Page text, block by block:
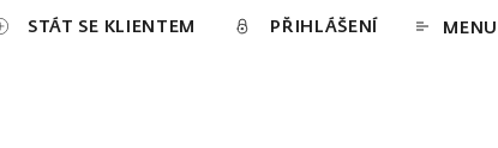
STÁT SE KLIENTEM PŘIHLÁŠENÍ MENU